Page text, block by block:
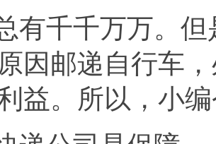
有千千万万。
因邮递自行车
益。所以，小